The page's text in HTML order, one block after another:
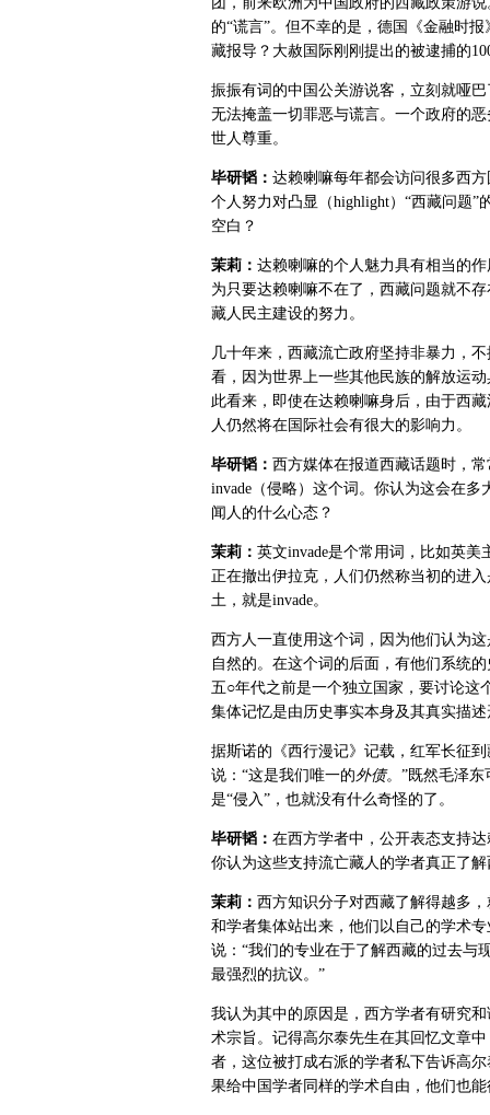
的“谎言”。但不幸的是，德国《金融时
藏报导？大赦国际刚刚提出的被逮捕的
振振有词的中国公关游说客，立刻就哑
无法掩盖一切罪恶与谎言。一个政府的
世人尊重。
毕研韬： 达赖喇嘛每年都会访问很多西
个人努力对凸显（highlight）“西藏问题”
空白？
茉莉： 达赖喇嘛的个人魅力具有相当的
为只要达赖喇嘛不在了，西藏问题就不
藏人民主建设的努力。
几十年来，西藏流亡政府坚持非暴力，
看，因为世界上一些其他民族的解放运
此看来，即使在达赖喇嘛身后，由于西
人仍然将在国际社会有很大的影响力。
毕研韬： 西方媒体在报道西藏话题时，
invade（侵略）这个词。你认为这会在
闻人的什么心态？
茉莉： 英文invade是个常用词，比如英
正在撤出伊拉克，人们仍然称当初的进
土，就是invade。
西方人一直使用这个词，因为他们认为
自然的。在这个词的后面，有他们系统
五○年代之前是一个独立国家，要讨论这
集体记忆是由历史事实本身及其真实描
据斯诺的《西行漫记》记载，红军长征
说：“这是我们唯一的外债。”既然毛泽东
是“侵入”，也就没有什么奇怪的了。
毕研韬： 在西方学者中，公开表态支持
你认为这些支持流亡藏人的学者真正了
茉莉： 西方知识分子对西藏了解得越多
和学者集体站出来，他们以自己的学术
说：“我们的专业在于了解西藏的过去与
最强烈的抗议。”
我认为其中的原因是，西方学者有研究
术宗旨。记得高尔泰先生在其回忆文章
者，这位被打成右派的学者私下告诉高
果给中国学者同样的学术自由，他们也